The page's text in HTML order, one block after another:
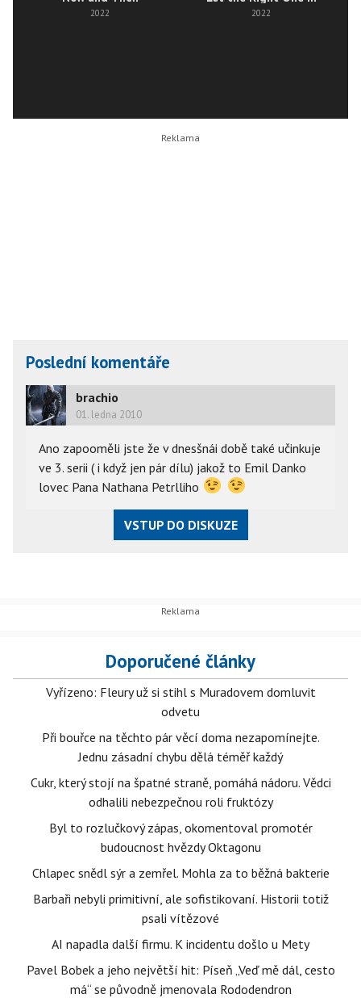
2022 2022
Poslední komentáře
brachio
01. ledna 2010
Ano zapooměli jste že v dnesšnái době také učinkuje
ve 3. serii ( i když jen pár dílu) jakož to Emil Danko
lovec Pana Nathana Petrlliho
VSTUP DO DISKUZE
Doporučené články
Vyřízeno: Fleury už si stihl s Muradovem domluvit
odvetu
Při bouřce na těchto pár věcí doma nezapomínejte.
Jednu zásadní chybu dělá téměř každý
Cukr, který stojí na špatné straně, pomáhá nádoru. Vědci
odhalili nebezpečnou roli fruktózy
Byl to rozlučkový zápas, okomentoval promotér
budoucnost hvězdy Oktagonu
Chlapec snědl sýr a zemřel. Mohla za to běžná bakterie
Barbaři nebyli primitivní, ale sofistikovaní. Historii totiž
psali vítězové
AI napadla další firmu. K incidentu došlo u Mety
Pavel Bobek a jeho největší hit: Píseň „Veď mě dál, cesto
má“ se původně jmenovala Rododendron